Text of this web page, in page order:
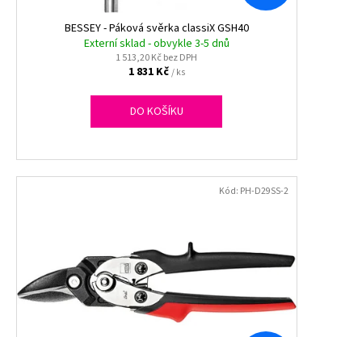
BESSEY - Páková svěrka classiX GSH40
Externí sklad - obvykle 3-5 dnů
1 513,20 Kč bez DPH
1 831 Kč/ ks
DO KOŠÍKU
Kód: PH-D29SS-2
5KG,
200KS/ROLE